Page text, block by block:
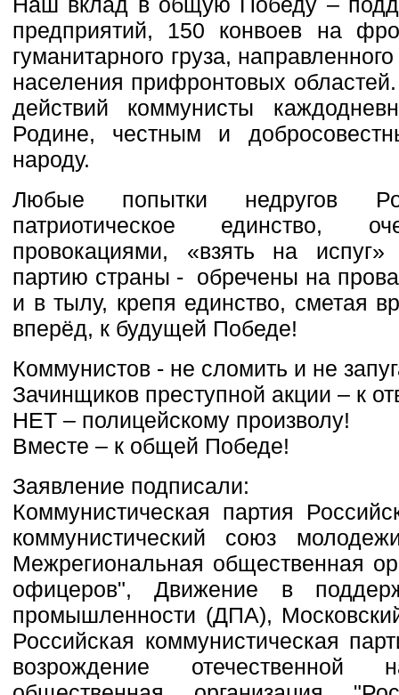
предприятий, 150 конвоев на
гуманитарного груза,
населения прифронтовых
действий коммунисты
Родине, честным и
народу.
Любые попытки недругов
патриотическое единство,
провокациями, «взять на
партию страны - обречены на
и в тылу, крепя единство, сметая
вперёд, к будущей Победе!
Коммунистов - не сломить и не
Зачинщиков преступной акции – к
НЕТ – полицейскому произволу!
Вместе – к общей Победе!
Заявление подписали:
Коммунистическая партия
коммунистический союз
Межрегиональная общественная
офицеров", Движение в
промышленности (ДПА),
Российская коммунистическая
возрождение отечественной